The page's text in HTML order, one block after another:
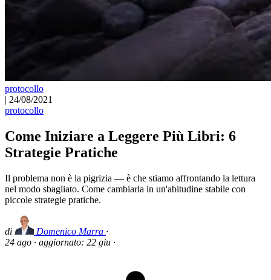
protocollo
| 24/08/2021
protocollo
Come Iniziare a Leggere Più Libri: 6
Strategie Pratiche
Il problema non è la pigrizia — è che stiamo affrontando la lettura
nel modo sbagliato. Come cambiarla in un'abitudine stabile con
piccole strategie pratiche.
di Domenico Marra ·
24 ago · aggiornato: 22 giu ·